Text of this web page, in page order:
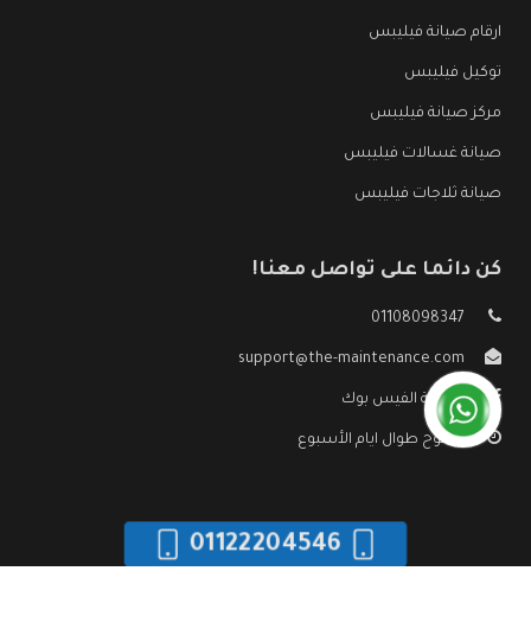
ارقام صيانة فيليبس
توكيل فيليبس
مركز صيانة فيليبس
صيانة غسالات فيليبس
صيانة ثلاجات فيليبس
كن دائما على تواصل معنا!
01108098347
support@the-maintenance.com
صفحة الفيس بوك
مفتوح طوال ايام الأسبوع
01122204546